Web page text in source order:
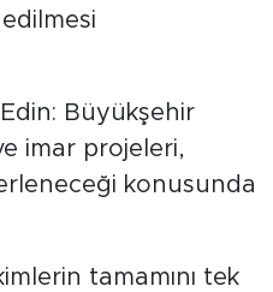
Büyükşehir
imar projeleri,
konusunda
tamamını tek